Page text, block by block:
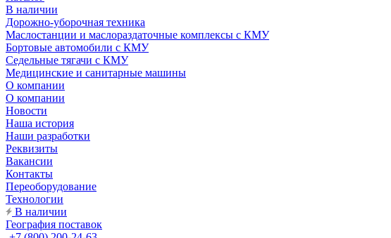
В наличии
Дорожно-уборочная техника
Маслостанции и маслораздаточные комплексы с КМУ
Бортовые автомобили с КМУ
Седельные тягачи с КМУ
Медицинские и санитарные машины
О компании
О компании
Новости
Наша история
Наши разработки
Реквизиты
Вакансии
Контакты
Переоборудование
Технологии
В наличии
География поставок